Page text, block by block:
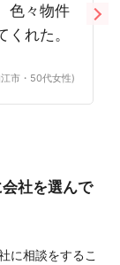
色々物件
れた。
市・50代女性)
社を選んで
に相談をするこ